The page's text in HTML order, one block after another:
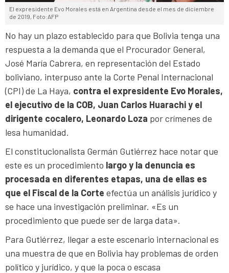
El expresidente Evo Morales está en Argentina desde el mes de diciembre
de 2019, Foto:AFP
No hay un plazo establecido para que Bolivia tenga una
respuesta a la demanda que el Procurador General,
José María Cabrera, en representación del Estado
boliviano, interpuso ante la Corte Penal Internacional
(CPI) de La Haya, contra el expresidente Evo Morales,
el ejecutivo de la COB, Juan Carlos Huarachi y el
dirigente cocalero, Leonardo Loza por crímenes de
lesa humanidad.
El constitucionalista Germán Gutiérrez hace notar que
este es un procedimiento largo y la denuncia es
procesada en diferentes etapas, una de ellas es
que el Fiscal de la Corte efectúa un análisis jurídico y
se hace una investigación preliminar. «Es un
procedimiento que puede ser de larga data».
Para Gutiérrez, llegar a este escenario internacional es
una muestra de que en Bolivia hay problemas de orden
político y jurídico, y que la poca o escasa